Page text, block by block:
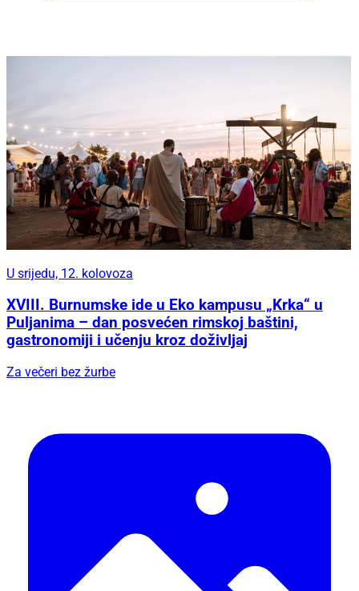
U srijedu, 12. kolovoza
XVIII. Burnumske ide u Eko kampusu „Krka“ u
Puljanima – dan posvećen rimskoj baštini,
gastronomiji i učenju kroz doživljaj
Za večeri bez žurbe